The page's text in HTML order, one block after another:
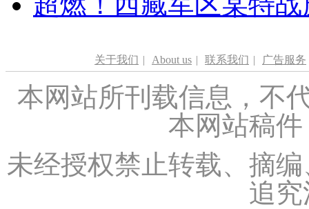
关于我们 | About us | 联系我们 | 广告服务
本网站所刊载信息，不
本网站稿
未经授权禁止转载、摘
追